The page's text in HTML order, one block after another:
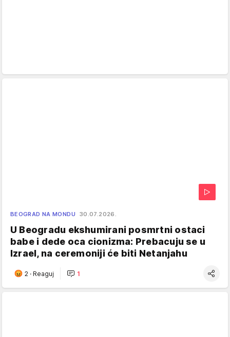
BEOGRAD NA MONDU 30.07.2026.
U Beogradu ekshumirani posmrtni ostaci
babe i dede oca cionizma: Prebacuju se u
Izrael, na ceremoniji će biti Netanjahu
2 · Reaguj 1